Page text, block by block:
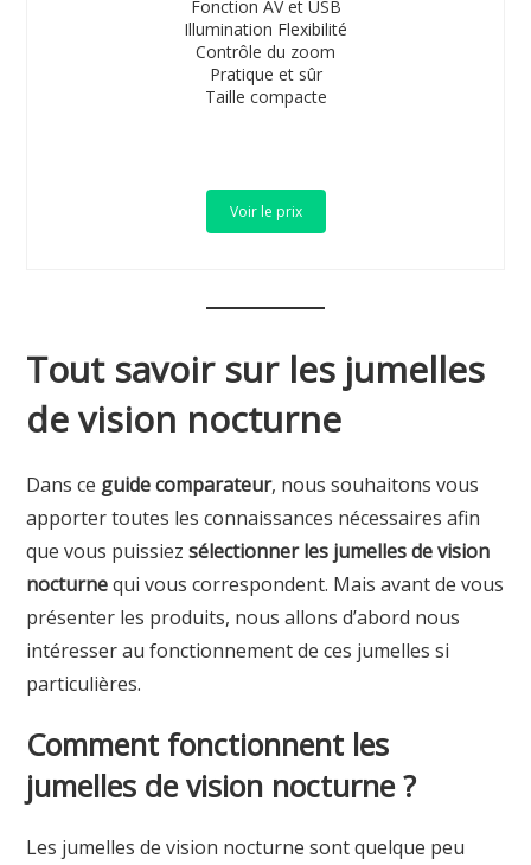
Fonction AV et USB
Illumination Flexibilité
Contrôle du zoom
Pratique et sûr
Taille compacte
Voir le prix
Tout savoir sur les jumelles
de vision nocturne
Dans ce guide comparateur, nous souhaitons vous
apporter toutes les connaissances nécessaires afin
que vous puissiezsélectionner les jumelles de vision
nocturnequi vous correspondent. Mais avant de vous
présenter les produits, nous allons d’abord nous
intéresser au fonctionnement de ces jumelles si
particulières.
Comment fonctionnent les
jumelles de vision nocturne ?
Les jumelles de vision nocturne sont quelque peu